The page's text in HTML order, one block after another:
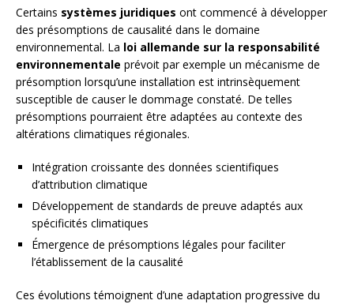
Certains systèmes juridiques ont commencé à développer
des présomptions de causalité dans le domaine
environnemental. La loi allemande sur la responsabilité
environnementale prévoit par exemple un mécanisme de
présomption lorsqu’une installation est intrinsèquement
susceptible de causer le dommage constaté. De telles
présomptions pourraient être adaptées au contexte des
altérations climatiques régionales.
Intégration croissante des données scientifiques
d’attribution climatique
Développement de standards de preuve adaptés aux
spécificités climatiques
Émergence de présomptions légales pour faciliter
l’établissement de la causalité
Ces évolutions témoignent d’une adaptation progressive du